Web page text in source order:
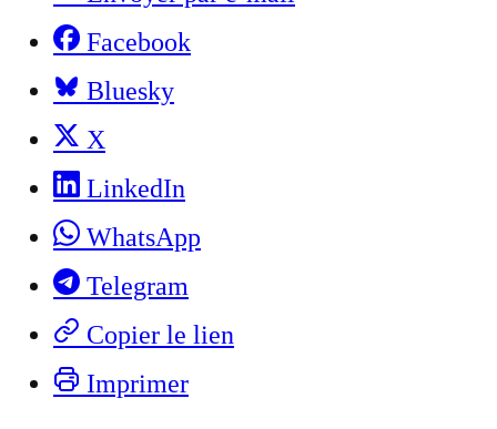
Facebook
Bluesky
X
LinkedIn
WhatsApp
Telegram
Copier le lien
Imprimer